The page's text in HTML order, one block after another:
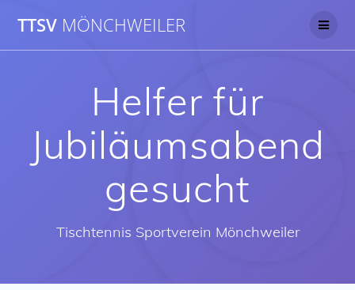
to
TTSV MÖNCHWEILER
Helfer für
Jubiläumsabend
gesucht
Tischtennis Sportverein Mönchweiler